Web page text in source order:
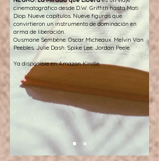
cinematográfico desde D.W. Griffith hasta Mati
Diop. Nueve capítulos. Nueve figuras que
convirtieron un instrumento de dominación en
arma de liberación.
Ousmane Sembène. Oscar Micheaux. Melvin Van
Peebles. Julie Dash. Spike Lee. Jordan Peele.
Ya disponible en Amazon Kindle.